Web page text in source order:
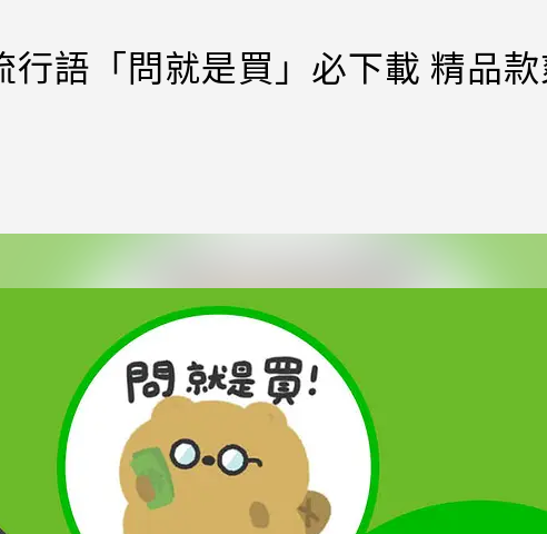
語「問就是買」必下載 精品